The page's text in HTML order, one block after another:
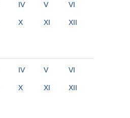
IV V VI
X XI XII
IV V VI
X XI XII